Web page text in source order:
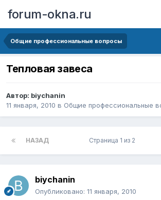
forum-okna.ru
Общие профессиональные вопросы
Тепловая завеса
Автор: biychanin
11 января, 2010 в Общие профессиональные
НАЗАД Страница 1 из 2
biychanin
Опубликовано: 11 января, 2010